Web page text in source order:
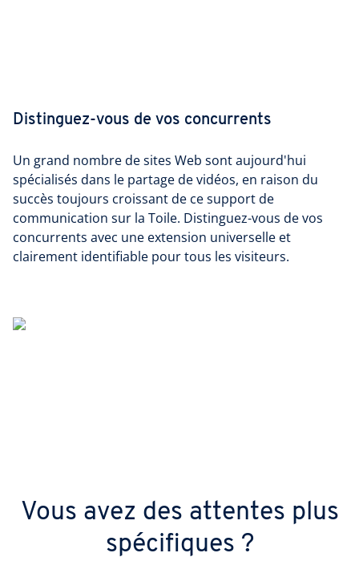
Distinguez-vous de vos concurrents
Un grand nombre de sites Web sont aujourd'hui
spécialisés dans le partage de vidéos, en raison du
succès toujours croissant de ce support de
communication sur la Toile. Distinguez-vous de vos
concurrents avec une extension universelle et
clairement identifiable pour tous les visiteurs.
Vous avez des attentes plus
spécifiques ?